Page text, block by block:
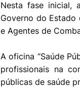
Nesta fase inicial,
Governo do Estado
e Agentes de
A oficina “Saúde
profissionais na
públicas de saúde